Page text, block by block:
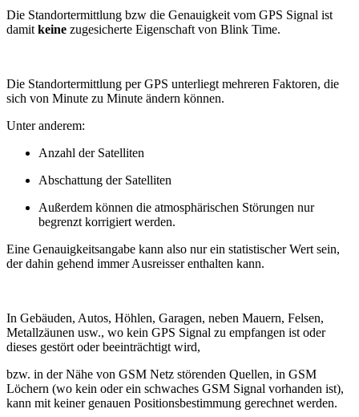
Die Standortermittlung bzw die Genauigkeit vom GPS Signal ist
damit keine zugesicherte Eigenschaft von Blink Time.
Die Standortermittlung per GPS unterliegt mehreren Faktoren, die
sich von Minute zu Minute ändern können.
Unter anderem:
Anzahl der Satelliten
Abschattung der Satelliten
Außerdem können die atmosphärischen Störungen nur
begrenzt korrigiert werden.
Eine Genauigkeitsangabe kann also nur ein statistischer Wert sein,
der dahin gehend immer Ausreisser enthalten kann.
In Gebäuden, Autos, Höhlen, Garagen, neben Mauern, Felsen,
Metallzäunen usw., wo kein GPS Signal zu empfangen ist oder
dieses gestört oder beeinträchtigt wird,
bzw. in der Nähe von GSM Netz störenden Quellen, in GSM
Löchern (wo kein oder ein schwaches GSM Signal vorhanden ist),
kann mit keiner genauen Positionsbestimmung gerechnet werden.